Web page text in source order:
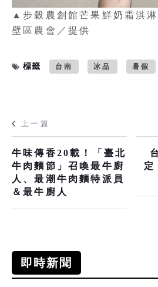
▲步穀農創館芒果鮮奶霜淇
壁區農會／提供
標籤 台南 冰品 暑假
上一篇
牛味傳香20載！「臺北
牛肉麵節」召喚最牛廚
人、最潮牛肉麵特派員
＆最牛廚人
定
即時新聞